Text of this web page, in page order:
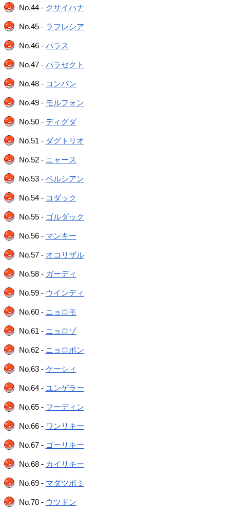
No.44 - クサイハナ
No.45 - ラフレシア
No.46 - パラス
No.47 - パラセクト
No.48 - コンパン
No.49 - モルフォン
No.50 - ディグダ
No.51 - ダグトリオ
No.52 - ニャース
No.53 - ペルシアン
No.54 - コダック
No.55 - ゴルダック
No.56 - マンキー
No.57 - オコリザル
No.58 - ガーディ
No.59 - ウインディ
No.60 - ニョロモ
No.61 - ニョロゾ
No.62 - ニョロボン
No.63 - ケーシィ
No.64 - ユンゲラー
No.65 - フーディン
No.66 - ワンリキー
No.67 - ゴーリキー
No.68 - カイリキー
No.69 - マダツボミ
No.70 - ウツドン